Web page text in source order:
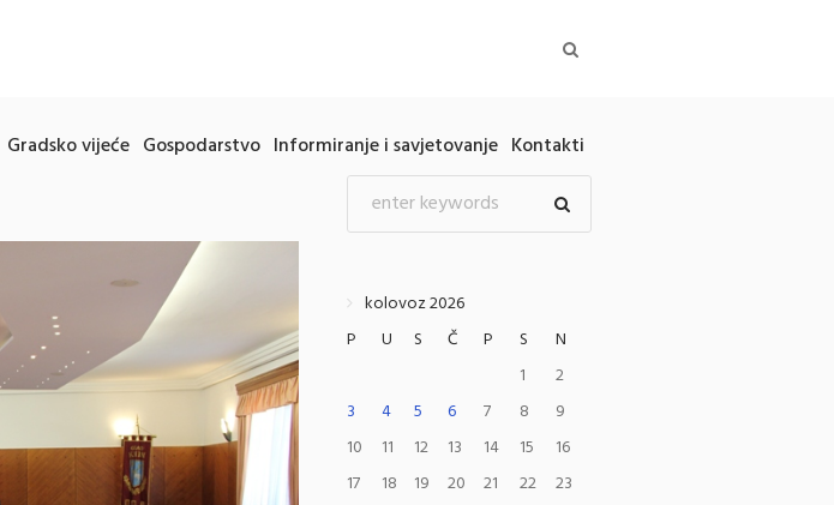
Gradsko vijeće Gospodarstvo Informiranje i savjetovanje Kontakti
kolovoz 2026
P
U S Č P S
N
1
2
3
4 5 6 7 8
9
10
11 12 13 14 15
16
17
18 19 20 21 22
23